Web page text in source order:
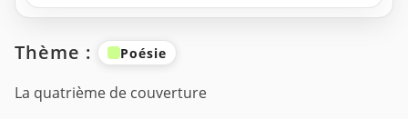
Thème : Poésie
La quatrième de couverture